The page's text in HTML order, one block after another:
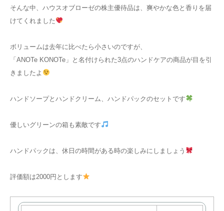
そんな中、ハウスオブローゼの株主優待品は、爽やかな色と香りを届
けてくれました
ボリュームは去年に比べたら小さいのですが、
「ANOTe KONOTe」と名付けられた3点のハンドケアの商品が目を引
きましたよ
ハンドソープとハンドクリーム、ハンドパックのセットです
優しいグリーンの箱も素敵です
ハンドパックは、休日の時間がある時の楽しみにしましょう
評価額は2000円とします